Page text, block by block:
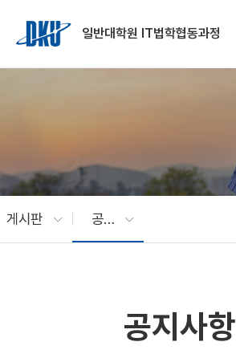
일반대학원 IT법학협동과정
게시판 공지사항
공지사항